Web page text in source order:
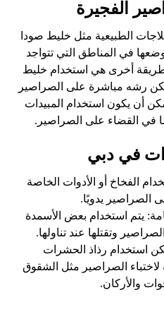
الفجيرة
الطبيعية مثل خليط صودا
في المناطق التي تتواجد
أخرى هي استخدام خليط
رشه مباشرة على الصراصير
أن يكون استخدام المبيدات
في القضاء على الصراصير.
في دبي
الفخاخ أو الأدوات الخاصة
الصراصير يدويًا.
يتم استخدام بعض الأسمدة
وتقتلها عند تناولها.
استخدام رذاذ الحشرات
لاختباء الصراصير مثل الشقوق
والأركان.